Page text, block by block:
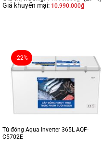
Giá khuyến mại: 10.990.000₫
-22%
Tủ đông Aqua Inverter 365L AQF-
C5702E